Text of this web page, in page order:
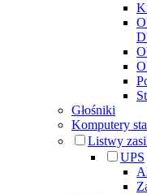
Głośniki
Komputery
Listwy
UPS